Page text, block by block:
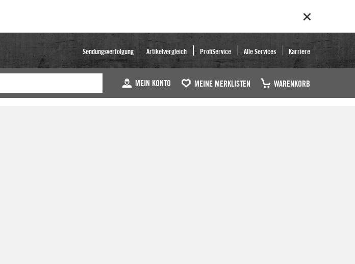
Sendungsverfolgung Artikelvergleich ProfiService Alle Services Karriere
MEIN KONTO MEINE MERKLISTEN WARENKORB